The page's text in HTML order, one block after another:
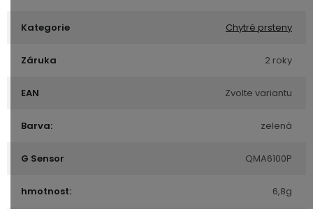
Kategorie Chytré prsteny
Záruka 2 roky
EAN Zvolte variantu
Barva: zelená
G Sensor QMA6100P
hmotnost: 6,8g